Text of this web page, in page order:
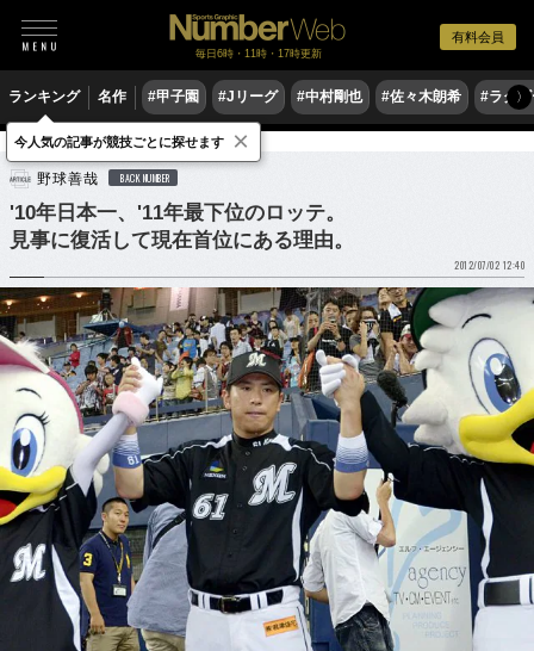
有料会員
毎日6時・11時・17時更新
ランキング 名作 #甲子園 #Jリーグ #中村剛也 #佐々木朗希 #ラグ〉
野球 プロ野球
野球善哉 BACK NUMBER
'10年日本一、'11年最下位のロッテ。
見事に復活して現在首位にある理由。
2012/07/02 12:40
今人気の記事が競技ごとに探せます ×